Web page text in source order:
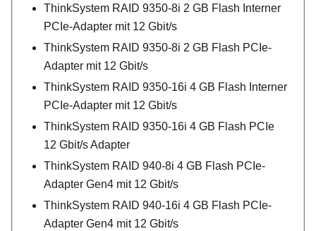
ThinkSystem RAID 9350-8i 2 GB Flash Interner
PCIe-Adapter mit 12 Gbit/s
ThinkSystem RAID 9350-8i 2 GB Flash PCIe-
Adapter mit 12 Gbit/s
ThinkSystem RAID 9350-16i 4 GB Flash Interner
PCIe-Adapter mit 12 Gbit/s
ThinkSystem RAID 9350-16i 4 GB Flash PCIe
12 Gbit/s Adapter
ThinkSystem RAID 940-8i 4 GB Flash PCIe-
Adapter Gen4 mit 12 Gbit/s
ThinkSystem RAID 940-16i 4 GB Flash PCIe-
Adapter Gen4 mit 12 Gbit/s